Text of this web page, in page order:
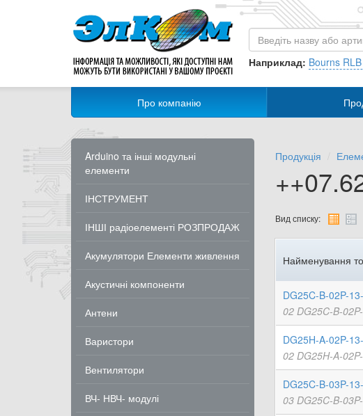
Наприклад: Bourns
Про компанію
Arduino та інші модульні
елементи
ІНСТРУМЕНТ
ІНШІ радіоелементі РОЗПРОДАЖ
Акумулятори Елементи живлення
Акустичні компоненти
Антени
Варистори
Вентилятори
ВЧ- НВЧ- модулі
Продукція
Вид списку:
Найменування
DG25C-B-02P-
02 DG25C-B-
DG25H-A-02P-
02 DG25H-A-
DG25C-B-03P-
03 DG25C-B-